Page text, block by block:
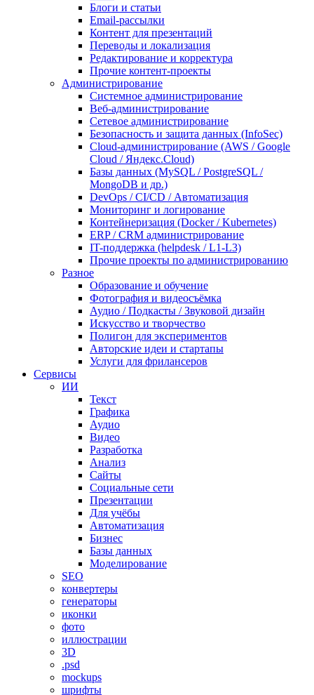
Блоги и статьи
Email-рассылки
Контент для презентаций
Переводы и локализация
Редактирование и корректура
Прочие контент-проекты
Администрирование
Системное администрирование
Веб-администрирование
Сетевое администрирование
Безопасность и защита данных (InfoSec)
Cloud-администрирование (AWS / Google
Cloud / Яндекс.Cloud)
Базы данных (MySQL / PostgreSQL /
MongoDB и др.)
DevOps / CI/CD / Автоматизация
Мониторинг и логирование
Контейнеризация (Docker / Kubernetes)
ERP / CRM администрирование
IT-поддержка (helpdesk / L1-L3)
Прочие проекты по администрированию
Разное
Образование и обучение
Фотография и видеосъёмка
Аудио / Подкасты / Звуковой дизайн
Искусство и творчество
Полигон для экспериментов
Авторские идеи и стартапы
Услуги для фрилансеров
Сервисы
ИИ
Текст
Графика
Аудио
Видео
Разработка
Анализ
Сайты
Социальные сети
Презентации
Для учёбы
Автоматизация
Бизнес
Базы данных
Моделирование
SEO
конвертеры
генераторы
иконки
фото
иллюстрации
3D
.psd
mockups
шрифты